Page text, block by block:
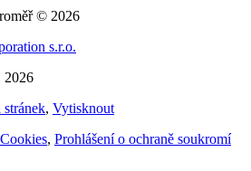
© 2026
s.r.o.
2026
stránek, Vytisknout
Cookies, Prohlášení o ochraně soukromí